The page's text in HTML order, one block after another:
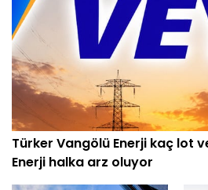
Türker Vangölü Enerji kaç lot
Enerji halka arz oluyor